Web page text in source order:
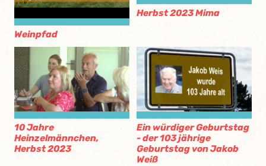
Weinpfad
Herbst 2023 Mima
10 Jahre
Heinzelmännchen,
Herbst 2023
Ein würdiger Geburtstag
- der 103 jährige
Geburtstag von Jakob
Weiß